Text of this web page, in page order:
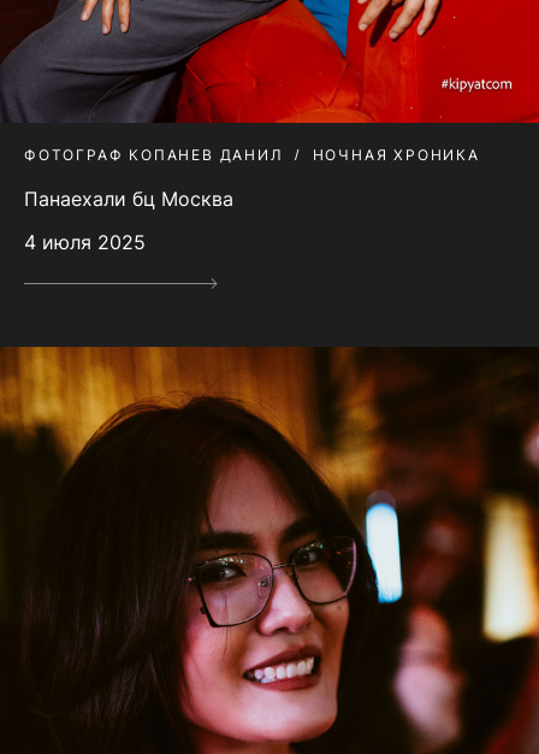
ФОТОГРАФ КОПАНЕВ ДАНИЛ НОЧНАЯ ХРОНИКА
Панаехали бц Москва
4 июля 2025